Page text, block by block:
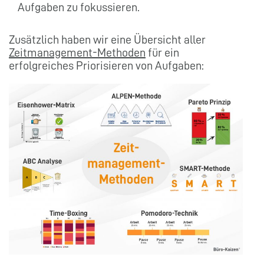
Aufgaben zu fokussieren.
Zusätzlich haben wir eine Übersicht aller
Zeitmanagement-Methoden für ein
erfolgreiches Priorisieren von Aufgaben: